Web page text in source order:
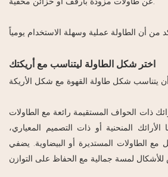
اختر شكل الطاولة ليتناسب مع أريكتك
ذات الحواف المستقيمة رائعة مع الطاولات
الأرائك المنحنية أو ذات التصميم المعياري،
الطاولات المستديرة أو البيضاوية. يضفي